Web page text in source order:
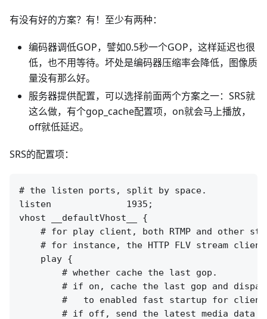
有没有好的方案？有！至少有两种：
编码器调低GOP，譬如0.5秒一个GOP，这样延迟也很
低，也不用等待。坏处是编码器压缩率会降低，图像质
量没有那么好。
服务器提供配置，可以选择前面两个方案之一：SRS就
这么做，有个gop_cache配置项，on就会马上播放，
off就低延迟。
SRS的配置项：
# the listen ports, split by space.
listen              1935;
vhost __defaultVhost__ {
# for play client, both RTMP and other
# for instance, the HTTP FLV stream
    play {
        # whether cache the last gop.
# if on, cache the last gop and
#   to enabled fast startup for
# if off, send the latest media data